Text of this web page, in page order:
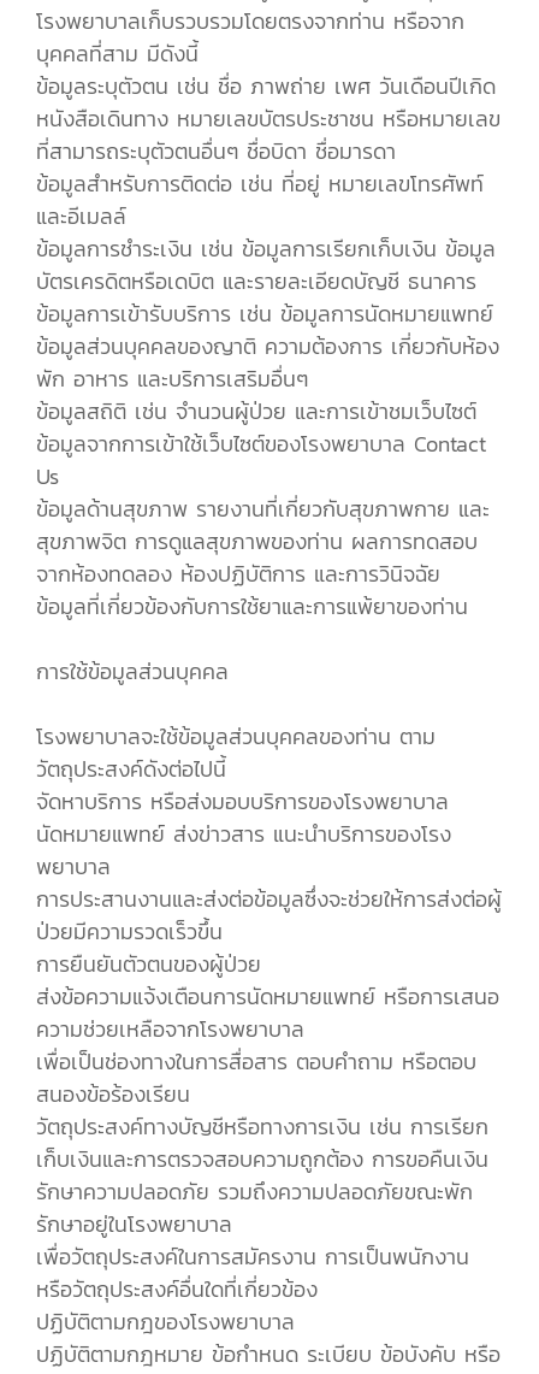
โรงพยาบาลเก็บรวบรวมโดยตรงจากท่าน หรือจาก
บุคคลที่สาม มีดังนี้
ข้อมูลระบุตัวตน เช่น ชื่อ ภาพถ่าย เพศ วันเดือนปีเกิด
หนังสือเดินทาง หมายเลขบัตรประชาชน หรือหมายเลข
ที่สามารถระบุตัวตนอื่นๆ ชื่อบิดา ชื่อมารดา
ข้อมูลสำหรับการติดต่อ เช่น ที่อยู่ หมายเลขโทรศัพท์
และอีเมลล์
ข้อมูลการชำระเงิน เช่น ข้อมูลการเรียกเก็บเงิน ข้อมูล
บัตรเครดิตหรือเดบิต และรายละเอียดบัญชี ธนาคาร
ข้อมูลการเข้ารับบริการ เช่น ข้อมูลการนัดหมายแพทย์
ข้อมูลส่วนบุคคลของญาติ ความต้องการ เกี่ยวกับห้อง
พัก อาหาร และบริการเสริมอื่นๆ
ข้อมูลสถิติ เช่น จำนวนผู้ป่วย และการเข้าชมเว็บไซต์
ข้อมูลจากการเข้าใช้เว็บไซต์ของโรงพยาบาล Contact
Us
ข้อมูลด้านสุขภาพ รายงานที่เกี่ยวกับสุขภาพกาย และ
สุขภาพจิต การดูแลสุขภาพของท่าน ผลการทดสอบ
จากห้องทดลอง ห้องปฏิบัติการ และการวินิจฉัย
ข้อมูลที่เกี่ยวข้องกับการใช้ยาและการแพ้ยาของท่าน
การใช้ข้อมูลส่วนบุคคล
โรงพยาบาลจะใช้ข้อมูลส่วนบุคคลของท่าน ตาม
วัตถุประสงค์ดังต่อไปนี้
จัดหาบริการ หรือส่งมอบบริการของโรงพยาบาล
นัดหมายแพทย์ ส่งข่าวสาร แนะนำบริการของโรง
พยาบาล
การประสานงานและส่งต่อข้อมูลซึ่งจะช่วยให้การส่งต่อผู้
ป่วยมีความรวดเร็วขึ้น
การยืนยันตัวตนของผู้ป่วย
ส่งข้อความแจ้งเตือนการนัดหมายแพทย์ หรือการเสนอ
ความช่วยเหลือจากโรงพยาบาล
เพื่อเป็นช่องทางในการสื่อสาร ตอบคำถาม หรือตอบ
สนองข้อร้องเรียน
วัตถุประสงค์ทางบัญชีหรือทางการเงิน เช่น การเรียก
เก็บเงินและการตรวจสอบความถูกต้อง การขอคืนเงิน
รักษาความปลอดภัย รวมถึงความปลอดภัยขณะพัก
รักษาอยู่ในโรงพยาบาล
เพื่อวัตถุประสงค์ในการสมัครงาน การเป็นพนักงาน
หรือวัตถุประสงค์อื่นใดที่เกี่ยวข้อง
ปฏิบัติตามกฎของโรงพยาบาล
ปฏิบัติตามกฎหมาย ข้อกำหนด ระเบียบ ข้อบังคับ หรือ